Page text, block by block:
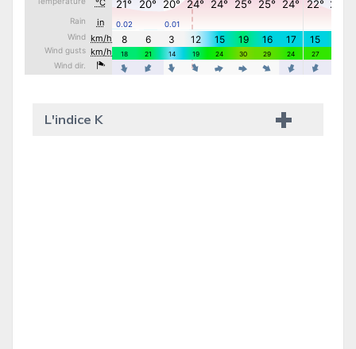
L'indice K